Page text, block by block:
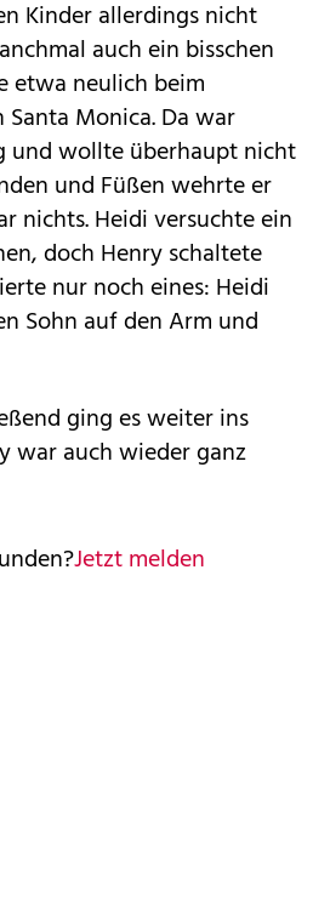
Kinder allerdings nicht
auch ein bisschen
etwa neulich beim
Monica. Da war
und wollte überhaupt nicht
und Füßen wehrte er
nichts. Heidi versuchte ein
doch Henry schaltete
nur noch eines: Heidi
Sohn auf den Arm und
ging es weiter ins
war auch wieder ganz
Jetzt melden